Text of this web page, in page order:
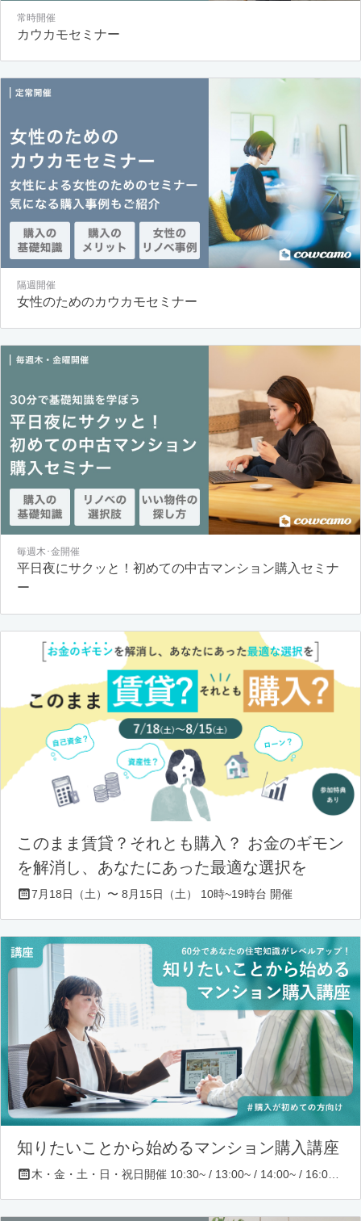
常時開催
カウカモセミナー
隔週開催
女性のためのカウカモセミナー
毎週木･金開催
平日夜にサクッと！初めての中古マンション購入セミナ
ー
このまま賃貸？それとも購入？ お金のギモン
を解消し、あなたにあった最適な選択を
7月18日（土）〜 8月15日（土） 10時~19時台 開催
知りたいことから始めるマンション購入講座